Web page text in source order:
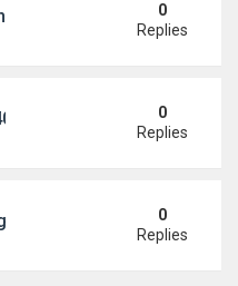
dân khóc, bỏ nghề
0
Replies
triệu USD cho vợ cũ sau
0
Replies
mẹ thiệt mạng trên đường
0
Replies